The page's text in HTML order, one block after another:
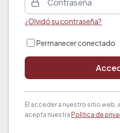
¿Olvidó su contraseña?
Permanecer conectado
El acceder a nuestro sitio
acepta nuestra Política de